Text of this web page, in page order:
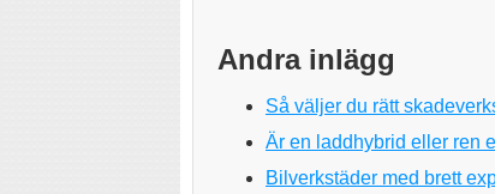
Andra inlägg
Så väljer du rätt
Är en laddhybrid eller ren
Bilverkstäder med brett